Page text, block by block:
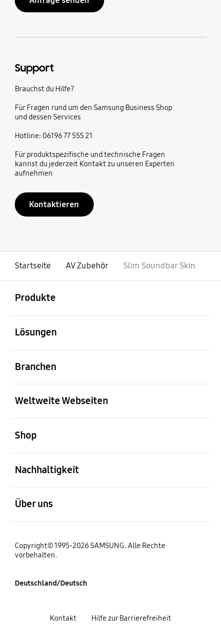
Support
Brauchst du Hilfe?
Für Fragen rund um den Samsung Business Shop
und dessen Services
Hotline: 06196 77 555 21
Für produktspezifische und technische Fragen
kannst du jederzeit Kontakt zu unseren Experten
aufnehmen
Kontaktieren
Startseite AV Zubehör Slim Soundbar Skin
Produkte
Lösungen
Branchen
Weltweite Webseiten
Shop
Nachhaltigkeit
Über uns
Copyright© 1995-2026 SAMSUNG. Alle Rechte
vorbehalten.
Deutschland/Deutsch
Kontakt Hilfe zur Barrierefreiheit